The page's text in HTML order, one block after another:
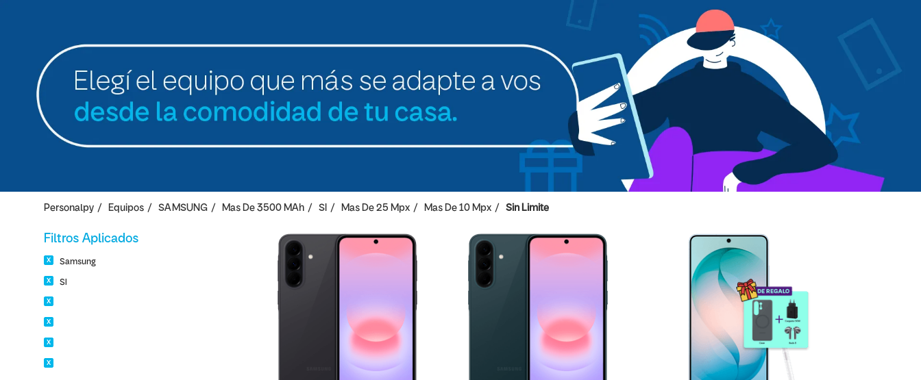
Personalpy Equipos SAMSUNG Mas De 3500 MAh SI Mas De 25 Mpx Mas De 10 Mpx Sin Limite
Filtros Aplicados
Samsung
SI